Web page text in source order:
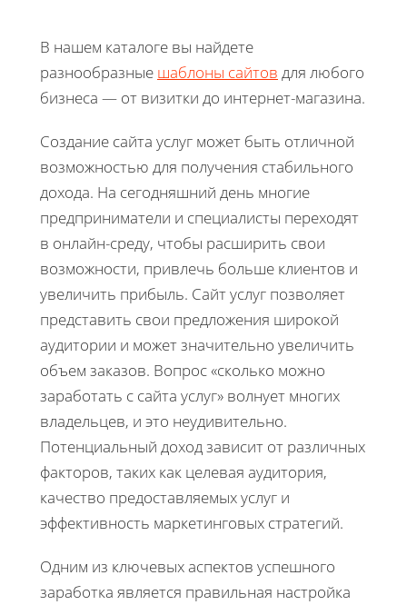
В нашем каталоге вы найдете
разнообразные шаблоны сайтов для любого
бизнеса — от визитки до интернет-магазина.
Создание сайта услуг может быть отличной
возможностью для получения стабильного
дохода. На сегодняшний день многие
предприниматели и специалисты переходят
в онлайн-среду, чтобы расширить свои
возможности, привлечь больше клиентов и
увеличить прибыль. Сайт услуг позволяет
представить свои предложения широкой
аудитории и может значительно увеличить
объем заказов. Вопрос «сколько можно
заработать с сайта услуг» волнует многих
владельцев, и это неудивительно.
Потенциальный доход зависит от различных
факторов, таких как целевая аудитория,
качество предоставляемых услуг и
эффективность маркетинговых стратегий.
Одним из ключевых аспектов успешного
заработка является правильная настройка